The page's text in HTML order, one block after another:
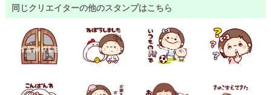
同じクリエイターの他のスタンプはこちら